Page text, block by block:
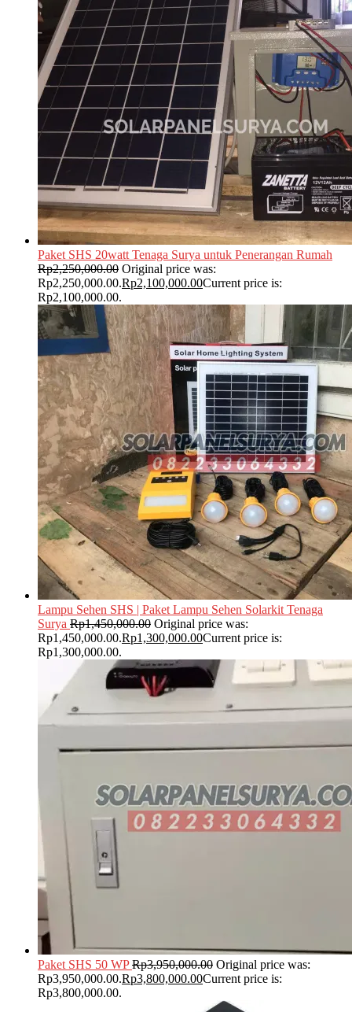
Paket SHS 20watt Tenaga Surya untuk Penerangan Rumah
Rp2,250,000.00 Original price was:
Rp2,250,000.00.Rp2,100,000.00Current price is:
Rp2,100,000.00.
Lampu Sehen SHS | Paket Lampu Sehen Solarkit Tenaga
Surya Rp1,450,000.00 Original price was:
Rp1,450,000.00.Rp1,300,000.00Current price is:
Rp1,300,000.00.
Paket SHS 50 WP Rp3,950,000.00 Original price was:
Rp3,950,000.00.Rp3,800,000.00Current price is:
Rp3,800,000.00.